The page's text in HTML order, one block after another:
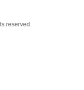
reserved.